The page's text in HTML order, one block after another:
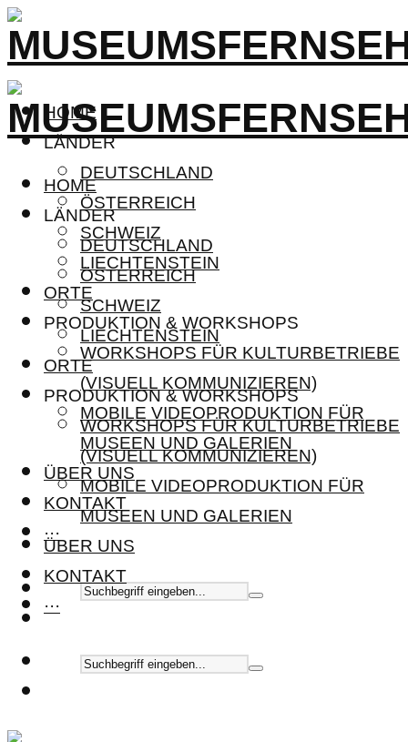
HOME
LÄNDER
DEUTSCHLAND
ÖSTERREICH
SCHWEIZ
LIECHTENSTEIN
ORTE
PRODUKTION & WORKSHOPS
WORKSHOPS FÜR KULTURBETRIEBE
(VISUELL KOMMUNIZIEREN)
MOBILE VIDEOPRODUKTION FÜR
MUSEEN UND GALERIEN
ÜBER UNS
KONTAKT
···
HOME
LÄNDER
DEUTSCHLAND
ÖSTERREICH
SCHWEIZ
LIECHTENSTEIN
ORTE
PRODUKTION & WORKSHOPS
WORKSHOPS FÜR KULTURBETRIEBE
(VISUELL KOMMUNIZIEREN)
MOBILE VIDEOPRODUKTION FÜR
MUSEEN UND GALERIEN
ÜBER UNS
KONTAKT
···